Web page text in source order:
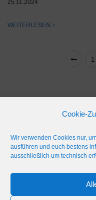
Cookie-
Wir verwenden Cookies nur,
ausführen und euch bestens
ausschließlich um technisch
25.11.2024
WEITERLESEN
1